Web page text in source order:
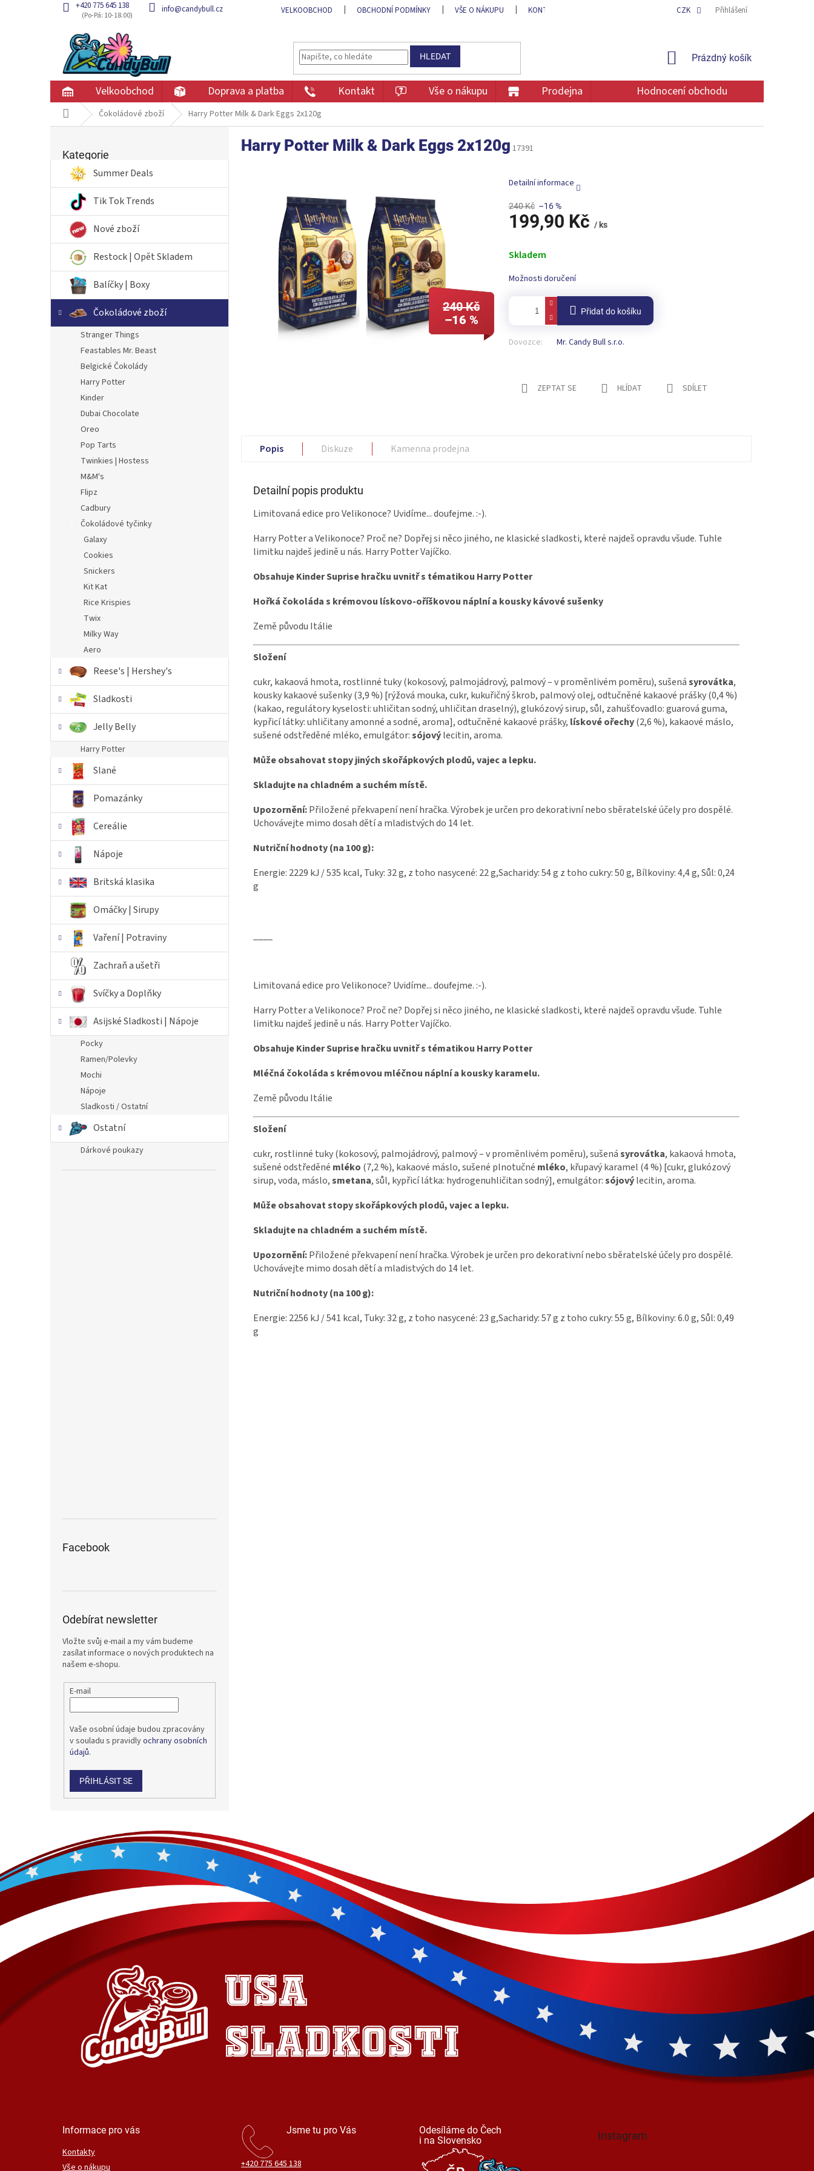
+420 775 645 138 info@candybull.cz VELKOOBCHOD OBCHODNÍ PODMÍNKY VŠE O NÁKUPU KONTAKT OCHRANA OSOBNÍCH ÚDAJŮCZK Přihlášení
HLEDAT
NÁKUPNÍ
Prázdný košík
Velkoobchod Doprava a platba Kontakt Vše o nákupu Prodejna Hodnocení obchodu
Domů Čokoládové zboží Harry Potter Milk & Dark Eggs 2x120g
r
n
í
kategorie
Kategorie
Summer Deals
Tik Tok Trends
Nové zboží
Restock | Opět Skladem
Balíčky | Boxy
Čokoládové zboží
Stranger Things
Feastables Mr. Beast
Belgické Čokolády
Harry Potter
Kinder
Dubai Chocolate
Oreo
Pop Tarts
Twinkies | Hostess
M&M's
Flipz
Cadbury
Čokoládové tyčinky
Galaxy
Cookies
Snickers
Kit Kat
Rice Krispies
Twix
Milky Way
Aero
Reese's | Hershey's
Sladkosti
Jelly Belly
Harry Potter
Slané
Pomazánky
Cereálie
Nápoje
Britská klasika
Omáčky | Sirupy
Vaření | Potraviny
Zachraň a ušetři
Svíčky a Doplňky
Asijské Sladkosti | Nápoje
Pocky
Ramen/Polevky
Mochi
Nápoje
Sladkosti / Ostatní
Ostatní
Dárkové poukazy
Facebook
Odebírat newsletter
Vložte svůj e-mail a my vám budeme
zasílat informace o nových produktech na
našem e-shopu.
E-mail
Vaše osobní údaje budou zpracovány
v souladu s pravidlyochrany osobních
údajů.
PŘIHLÁSIT SE
Harry Potter Milk & Dark Eggs 2x120g 17391
240 Kč
–16 %
240 Kč –16 %
199,90 Kč / ks
cena:
Skladem
Možnosti doručení
Přidat do košíku
Dovozce: Mr. Candy Bull s.r.o.
Detailní informace
ZEPTAT SE HLÍDAT SDÍLET
Popis Diskuze Kamenna prodejna
Detailní popis produktu
Limitovaná edice pro Velikonoce? Uvidíme... doufejme. :-).
Harry Potter a Velikonoce? Proč ne? Dopřej si něco jiného, ne klasické sladkosti, které najdeš opravdu všude. Tuhle
limitku najdeš jedině u nás. Harry Potter Vajíčko.
Obsahuje Kinder Suprise hračku uvnitř s tématikou Harry Potter
Hořká čokoláda s krémovou lískovo-oříškovou náplní a kousky kávové sušenky
Země původu Itálie
Složení
cukr, kakaová hmota, rostlinné tuky (kokosový, palmojádrový, palmový – v proměnlivém poměru), sušenásyrovátka,
kousky kakaové sušenky (3,9 %) [rýžová mouka, cukr, kukuřičný škrob, palmový olej, odtučněné kakaové prášky (0,4 %)
(kakao, regulátory kyselosti: uhličitan sodný, uhličitan draselný), glukózový sirup, sůl, zahušťovadlo: guarová guma,
kypřicí látky: uhličitany amonné a sodné, aroma], odtučněné kakaové prášky, lískovéořechy(2,6 %), kakaové máslo,
sušené odstředěné mléko, emulgátor:sójovýlecitin, aroma.
Může obsahovat stopy jiných skořápkových plodů, vajec a lepku.
Skladujte na chladném a suchém místě.
Upozornění:Přiložené překvapení není hračka. Výrobek je určen pro dekorativní nebo sběratelské účely pro dospělé.
Uchovávejte mimo dosah dětí a mladistvých do 14 let.
Nutriční hodnoty (na 100 g):
Energie: 2229 kJ / 535 kcal, Tuky: 32 g, z toho nasycené: 22 g,Sacharidy: 54 g z toho cukry: 50 g, Bílkoviny: 4,4 g, Sůl: 0,24
g
Limitovaná edice pro Velikonoce? Uvidíme... doufejme. :-).
Harry Potter a Velikonoce? Proč ne? Dopřej si něco jiného, ne klasické sladkosti, které najdeš opravdu všude. Tuhle
limitku najdeš jedině u nás. Harry Potter Vajíčko.
Obsahuje Kinder Suprise hračku uvnitř s tématikou Harry Potter
Mléčná čokoláda s krémovou mléčnou náplní a kousky karamelu.
Země původu Itálie
Složení
cukr, rostlinné tuky (kokosový, palmojádrový, palmový – v proměnlivém poměru), sušenásyrovátka, kakaová hmota,
sušené odstředěné mléko (7,2 %), kakaové máslo, sušené plnotučné mléko, křupavý karamel (4 %) [cukr, glukózový
sirup, voda, máslo,smetana, sůl, kypřicí látka: hydrogenuhličitan sodný], emulgátor:sójovýlecitin, aroma.
Může obsahovat stopy skořápkových plodů, vajec a lepku.
Skladujte na chladném a suchém místě.
Upozornění:Přiložené překvapení není hračka. Výrobek je určen pro dekorativní nebo sběratelské účely pro dospělé.
Uchovávejte mimo dosah dětí a mladistvých do 14 let.
Nutriční hodnoty (na 100 g):
Energie: 2256 kJ / 541 kcal, Tuky: 32 g, z toho nasycené: 23 g,Sacharidy: 57 g z toho cukry: 55 g, Bílkoviny: 6.0 g, Sůl: 0,49
g
t
í
Informace pro vás
Kontakty
Vše o nákupu
Jsme tu pro Vás
+420 775 645 138
Odesíláme do Čech
i na Slovensko
Instagram